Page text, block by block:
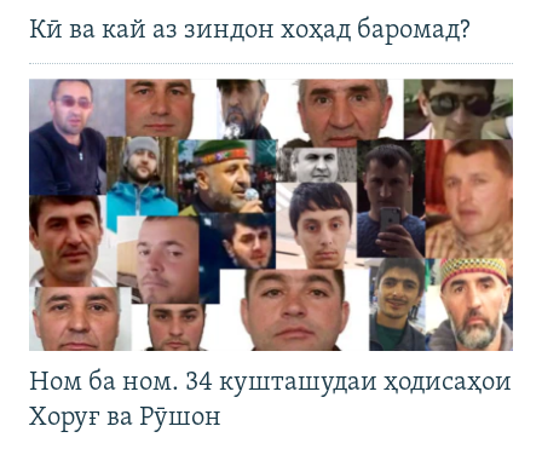
Кӣ ва кай аз зиндон хоҳад баромад?
Ном ба ном. 34 кушташудаи ҳодисаҳои
Хоруғ ва Рӯшон